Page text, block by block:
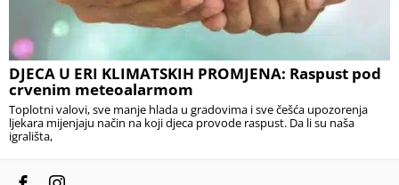
DJECA U ERI KLIMATSKIH PROMJENA: Raspust pod
crvenim meteoalarmom
Toplotni valovi, sve manje hlada u gradovima i sve češća upozorenja
ljekara mijenjaju način na koji djeca provode raspust. Da li su naša
igrališta,